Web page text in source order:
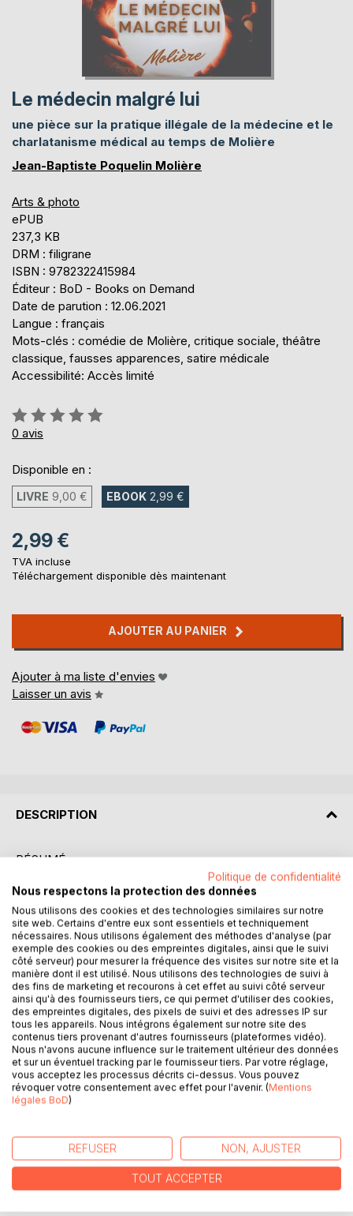
Le médecin malgré lui
une pièce sur la pratique illégale de la médecine et le
charlatanisme médical au temps de Molière
Jean-Baptiste Poquelin Molière
Arts & photo
ePUB
237,3 KB
DRM : filigrane
ISBN : 9782322415984
Éditeur : BoD - Books on Demand
Date de parution : 12.06.2021
Langue : français
Mots-clés : comédie de Molière, critique sociale, théâtre
classique, fausses apparences, satire médicale
Accessibilité: Accès limité
Évaluation:
0%
0 avis
Disponible en :
LIVRE 9,00 € EBOOK 2,99 €
2,99 €
TVA incluse
Téléchargement disponible dès maintenant
AJOUTER AU PANIER
Ajouter à ma liste d'envies
Laisser un avis
DESCRIPTION
RÉSUMÉ :
"Le médecin malgré lui" est une comédie en trois actes
écrite par Molière en 1666. Cette pièce met en scène
Sganarelle, un bûcheron paresseux et ivrogne, qui se
retrouve malgré lui pris pour un médecin. Sa femme,
Martine, pour se venger de ses mauvais traitements, le fait
passer pour un médecin talentueux auprès de deux valets
à la recherche d'un docteur pour leur maître. Sganarelle,
contraint d'endosser ce rôle sous peine de châtiments, se
retrouve plongé dans une série de quiproquos et de
situations cocasses. La pièce dépeint avec humour et
satire la médecine de l'époque, soulignant l'ignorance et le
charlatanisme qui pouvaient y régner. À travers les
aventures de Sganarelle, Molière critique les pratiques
médicales douteuses et l'aveuglement des patients face à
des figures d'autorité. Le comique de situation et les
offrant une réflexion sur la crédulité humaine et la nature
des relations de pouvoir. "Le médecin malgré lui" est un
témoignage de l'esprit critique de Molière et de son talent
pour mêler divertissement et critique sociale.
Politique de confidentialité
Nous respectons la protection des données
Nous utilisons des cookies et des technologies similaires sur notre
site web. Certains d'entre eux sont essentiels et techniquement
nécessaires. Nous utilisons également des méthodes d'analyse (par
exemple des cookies ou des empreintes digitales, ainsi que le suivi
côté serveur) pour mesurer la fréquence des visites sur notre site et la
manière dont il est utilisé. Nous utilisons des technologies de suivi à
des fins de marketing et recourons à cet effet au suivi côté serveur
ainsi qu'à des fournisseurs tiers, ce qui permet d'utiliser des cookies,
des empreintes digitales, des pixels de suivi et des adresses IP sur
tous les appareils. Nous intégrons également sur notre site des
contenus tiers provenant d'autres fournisseurs (plateformes vidéo).
Nous n'avons aucune influence sur le traitement ultérieur des données
et sur un éventuel tracking par le fournisseur tiers. Par votre réglage,
vous acceptez les processus décrits ci-dessus. Vous pouvez
révoquer votre consentement avec effet pour l'avenir. (Mentions
légales BoD)
REFUSER NON, AJUSTER
TOUT ACCEPTER